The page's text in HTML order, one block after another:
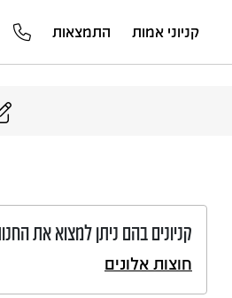
קניוני אמות התמצאות
קניונים בהם ניתן למצוא את
חוצות אלונים